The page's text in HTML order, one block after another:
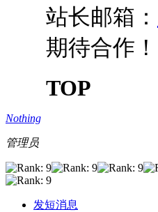
站长邮箱：
期待合作！
TOP
Nothing
管理员
发短消息